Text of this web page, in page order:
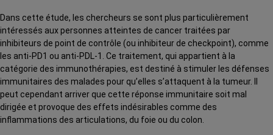
Dans cette étude, les chercheurs se sont plus particulièrement
intéressés aux personnes atteintes de cancer traitées par
inhibiteurs de point de contrôle (ou inhibiteur de checkpoint), comme
les anti-PD1 ou anti-PDL-1. Ce traitement, qui appartient à la
catégorie des immunothérapies, est destiné à stimuler les défenses
immunitaires des malades pour qu’elles s’attaquent à la tumeur. Il
peut cependant arriver que cette réponse immunitaire soit mal
dirigée et provoque des effets indésirables comme des
inflammations des articulations, du foie ou du colon.